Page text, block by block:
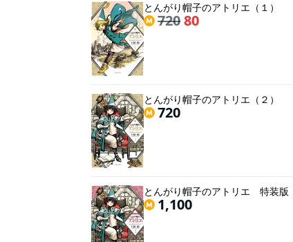
とんがり帽子のアトリエ（１）
72080
とんがり帽子のアトリエ（２）
720
とんがり帽子のアトリエ 特装版
1,100